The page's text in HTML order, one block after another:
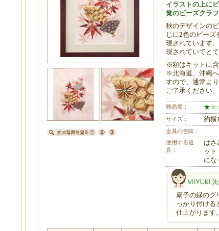
イラストの上に
覚のビーズクラフ
秋のデザインの
じに2色のビー
現されています
現されていてと
※額はキットに含
※北海道、沖縄
すので、通常よ
ご了承ください。
難易度： ★★
サイズ： 約横
金具の色味：
使用する道
具：
はさ
ット
にな
扇子の縁のグ
っかり付ける
仕上がります。